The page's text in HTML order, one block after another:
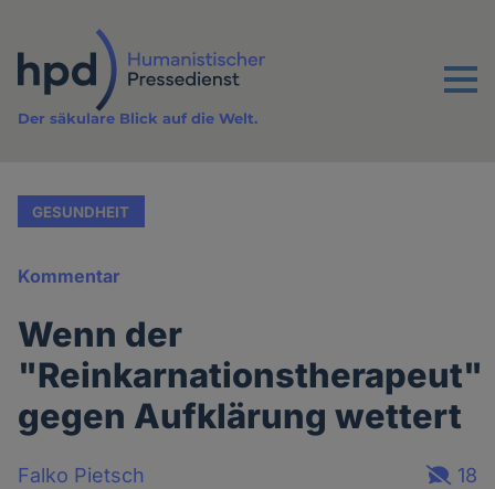
Inhalt
Menu
Der säkulare Blick auf die Welt.
GESUNDHEIT
Kommentar
Wenn der
"Reinkarnationstherapeut"
gegen Aufklärung wettert
Falko Pietsch
18